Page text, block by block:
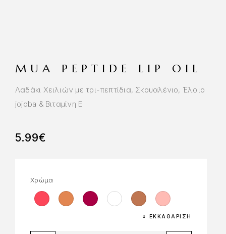
MUA PEPTIDE LIP OIL
Λαδάκι Χειλιών με τρι-πεπτίδια, Σκουαλένιο, Έλαιο
jojoba & Βιταμίνη Ε
5.99€
Χρώμα
ΕΚΚΑΘΆΡΙΣΗ